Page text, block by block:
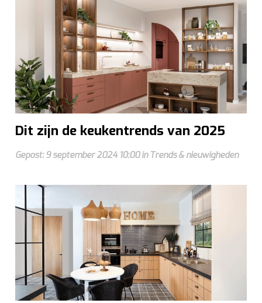
Dit zijn de keukentrends van 2025
Gepost: 9 september 2024 10:00 in Trends & nieuwigheden